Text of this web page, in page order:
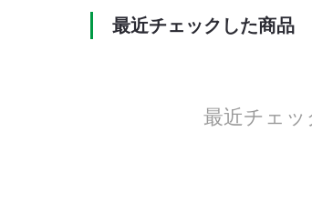
最近チェックした商品
最近チェッ